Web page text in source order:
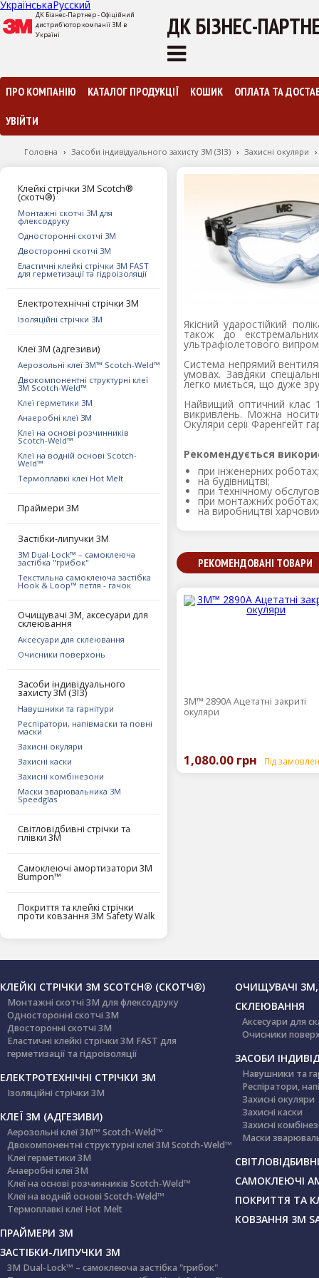
УкраїнськаРусский
ДК Бізнес-Партнер - Офіційний
дистриб'ютор компанії 3М в
Україні
ДК БІЗНЕС-
ПРО КОМПАНІЮ КАТАЛОГ ПРОДУКЦІЇ КОШИК ОПЛАТА ТА
УВІЙТИ
Головна › Засоби індивідуального захисту 3M (ЗІЗ) › Захисні окуляри ›
Клейкі стрічки 3М Scotch®
(скотч®)
Монтажні скотчі 3М для
флексодруку
Односторонні скотчі 3М
Двосторонні скотчі 3М
Еластичні клейкі стрічки 3М FAST
для герметизації та гідроізоляції
Електротехнічні стрічки 3M
Ізоляційні стрічки 3М
Клеї 3М (адгезиви)
Аерозольні клеї 3M™ Scotch-Weld™
Двокомпонентні структурні клеї
3M Scotch-Weld™
Клеї герметики 3М
Анаеробні клеї 3М
Клеї на основі розчинників
Scotch-Weld™
Клеї на водній основі Scotch-
Weld™
Термоплавкі клеї Hot Melt
Праймери 3М
Застібки-липучки 3М
3M Dual-Lock™ – самоклеюча
застібка "грибок"
Текстильна самоклеюча застібка
Hook & Loop™ петля - гачок
Очищувачі 3М, аксесуари для
склеювання
Аксесуари для склеювання
Очисники поверхонь
Засоби індивідуального
захисту 3M (ЗІЗ)
Навушники та гарнітури
Респіратори, напівмаски та повні
маски
Захисні окуляри
Захисні каски
Захисні комбінезони
Маски зварювальника 3М
Speedglas
Світловідбивні стрічки та
плівки 3М
Самоклеючі амортизатори 3М
Bumpon™
Покриття та клейкі стрічки
проти ковзання 3М Safety Walk
Якісний ударостійкий
також до
ультрафіолетового
Система непрямий
умовах. Завдяки
легко миється, що дуже
Найвищий оптичний клас
викривлень. Можна
Окуляри серії Фаренгейт
Рекомендується
при інженерних роботах;
на будівництві;
при технічному
при монтажних роботах;
на виробництві
РЕКОМЕНДОВАНІ ТОВАРИ
3М™ 2890A Ацетатні закриті
окуляри
1,080.00 грн Під
КЛЕЙКІ СТРІЧКИ 3М SCOTCH® (СКОТЧ®)
Монтажні скотчі 3М для флексодруку
Односторонні скотчі 3М
Двосторонні скотчі 3М
Еластичні клейкі стрічки 3М FAST для
герметизації та гідроізоляції
ЕЛЕКТРОТЕХНІЧНІ СТРІЧКИ 3M
Ізоляційні стрічки 3М
КЛЕЇ 3М (АДГЕЗИВИ)
Аерозольні клеї 3M™ Scotch-Weld™
Двокомпонентні структурні клеї 3M Scotch-Weld™
Клеї герметики 3М
Анаеробні клеї 3М
Клеї на основі розчинників Scotch-Weld™
Клеї на водній основі Scotch-Weld™
Термоплавкі клеї Hot Melt
ПРАЙМЕРИ 3М
ЗАСТІБКИ-ЛИПУЧКИ 3М
3M Dual-Lock™ – самоклеюча застібка "грибок"
ОЧИЩУВАЧІ
СКЛЕЮВАННЯ
Аксесуари для
Очисники
ЗАСОБИ
Навушники та
Респіратори,
Захисні окуляри
Захисні каски
Захисні
Маски
САМОКЛЕЮЧІ
ПОКРИТТЯ ТА
КОВЗАННЯ 3М